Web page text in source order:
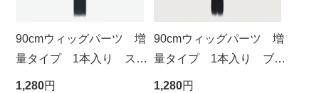
90cmウィッグパーツ 増
量タイプ 1本入り スモ
ークブラック NSBK-106
1,280円
90cmウィッグパーツ 増
量タイプ 1本入り ブラ
ック 1B
1,280円